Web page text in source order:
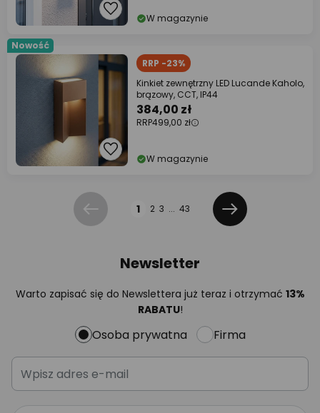
W magazynie
Nowość
RRP -23%
Kinkiet zewnętrzny LED Lucande Kaholo,
brązowy, CCT, IP44
384,00 zł
RRP499,00 zł
W magazynie
Poprzednia 1 2 3 ... 43
Dalej
Newsletter
Warto zapisać się do Newslettera już teraz i otrzymać 13%
RABATU!
Osoba prywatna Firma